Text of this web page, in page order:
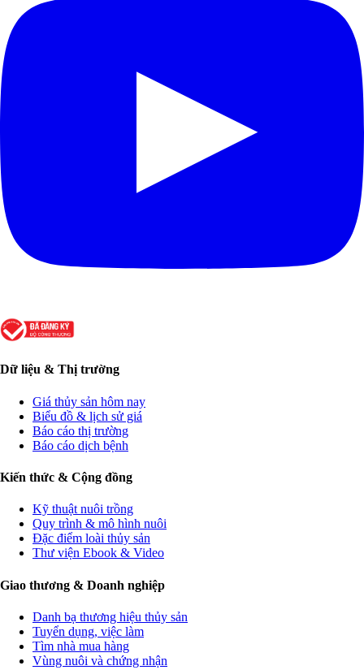
Dữ liệu & Thị trường
Giá thủy sản hôm nay
Biểu đồ & lịch sử giá
Báo cáo thị trường
Báo cáo dịch bệnh
Kiến thức & Cộng đồng
Kỹ thuật nuôi trồng
Quy trình & mô hình nuôi
Đặc điểm loài thủy sản
Thư viện Ebook & Video
Giao thương & Doanh nghiệp
Danh bạ thương hiệu thủy sản
Tuyển dụng, việc làm
Tìm nhà mua hàng
Vùng nuôi và chứng nhận